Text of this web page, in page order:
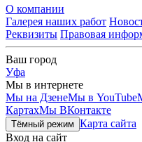
О компании
Галерея наших работ
Реквизиты Правовая
Ваш город
Уфа
Мы в интернете
Мы на ДзенеМы в YouTube
КартахМы ВКонтакте
Тёмный режим Карта сайта
Вход на сайт